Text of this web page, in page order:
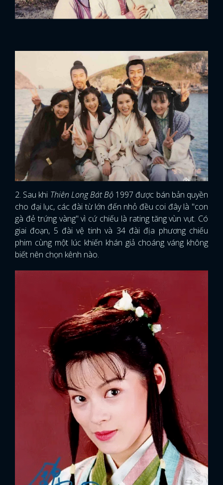
2. Sau khi Thiên Long Bát Bộ 1997 được bán bản quyền
cho đại lục, các đài từ lớn đến nhỏ đều coi đây là "con
gà đẻ trứng vàng" vì cứ chiếu là rating tăng vùn vụt. Có
giai đoạn, 5 đài vệ tinh và 34 đài địa phương chiếu
phim cùng một lúc khiến khán giả choáng váng không
biết nên chọn kênh nào.